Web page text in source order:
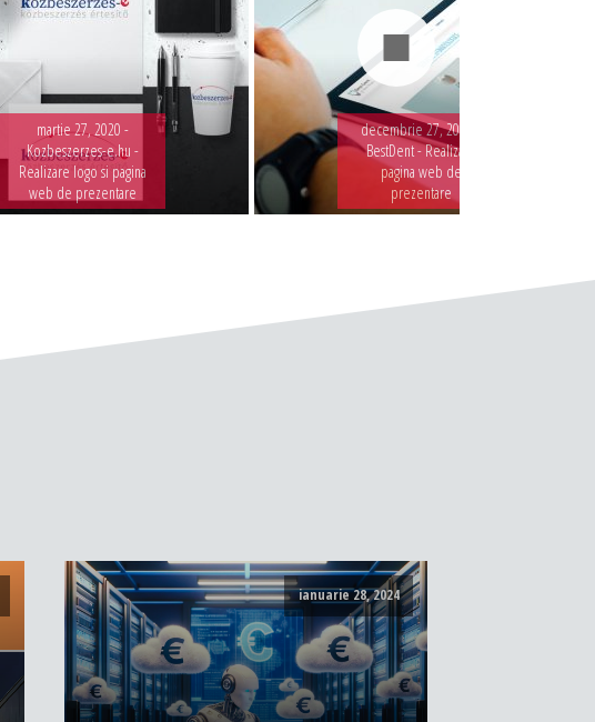
martie 27, 2020 -
Kozbeszerzes-e.hu -
Realizare logo si pagina
web de prezentare
decembrie 27, 2019 -
BestDent - Realizare
pagina web de
prezentare
ianuarie 28, 2024